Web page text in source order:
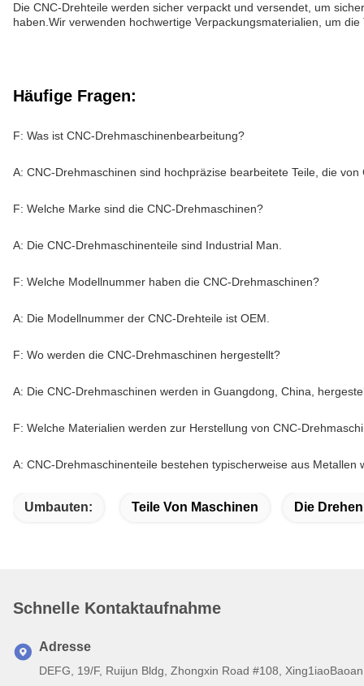
Die CNC-Drehteile werden sicher verpackt und versendet, um
haben.Wir verwenden hochwertige Verpackungsmaterialien, um
Häufige Fragen:
F: Was ist CNC-Drehmaschinenbearbeitung?
A: CNC-Drehmaschinen sind hochpräzise bearbeitete Teile, die
F: Welche Marke sind die CNC-Drehmaschinen?
A: Die CNC-Drehmaschinenteile sind Industrial Man.
F: Welche Modellnummer haben die CNC-Drehmaschinen?
A: Die Modellnummer der CNC-Drehteile ist OEM.
F: Wo werden die CNC-Drehmaschinen hergestellt?
A: Die CNC-Drehmaschinen werden in Guangdong, China,
F: Welche Materialien werden zur Herstellung von CNC-
A: CNC-Drehmaschinenteile bestehen typischerweise aus
Umbauten: Teile Von Maschinen Die Drehen
Schnelle Kontaktaufnahme
Adresse
DEFG, 19/F, Ruijun Bldg, Zhongxin Road #108,